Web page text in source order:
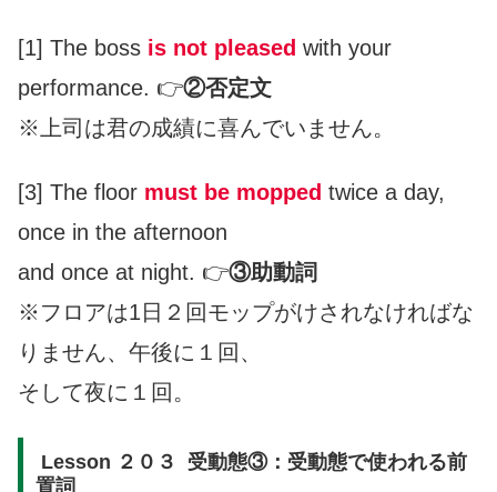
[1] The boss is not pleased with your
performance. 👉②否定文
※上司は君の成績に喜んでいません。
[3] The floor must be mopped twice a day,
once in the afternoon
and once at night. 👉③助動詞
※フロアは1日２回モップがけされなければな
りません、午後に１回、
そして夜に１回。
Lesson ２０３ 受動態③：受動態で使われる前
置詞